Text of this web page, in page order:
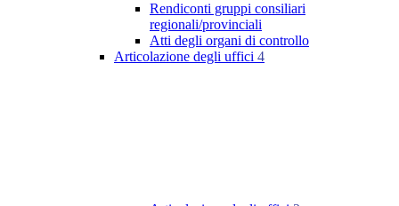
Rendiconti gruppi consiliari
regionali/provinciali
Atti degli organi di controllo
Articolazione degli uffici 4